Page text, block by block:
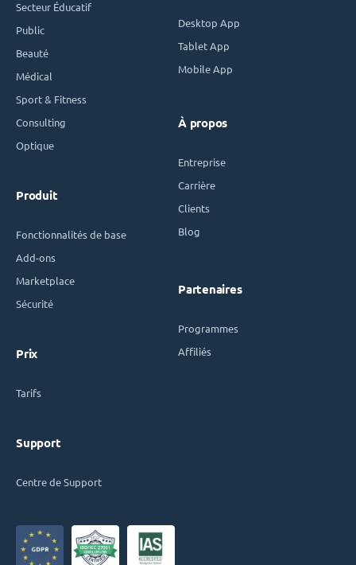
Secteur Éducatif
Public
Beauté
Médical
Sport & Fitness
Consulting
Optique
Produit
Fonctionnalités de base
Add-ons
Marketplace
Sécurité
Prix
Tarifs
Support
Centre de Support
Desktop App
Tablet App
Mobile App
À propos
Entreprise
Carrière
Clients
Blog
Partenaires
Programmes
Affiliés